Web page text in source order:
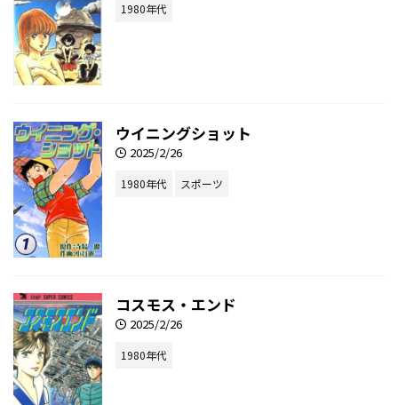
1980年代
ウイニングショット
2025/2/26
1980年代 スポーツ
コスモス・エンド
2025/2/26
1980年代